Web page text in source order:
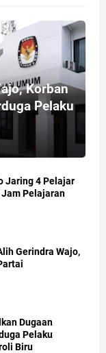
Korban
Pelaku
Jaring 4 Pelajar
Pelajaran
Gerindra Wajo,
Dugaan
Pelaku
Biru